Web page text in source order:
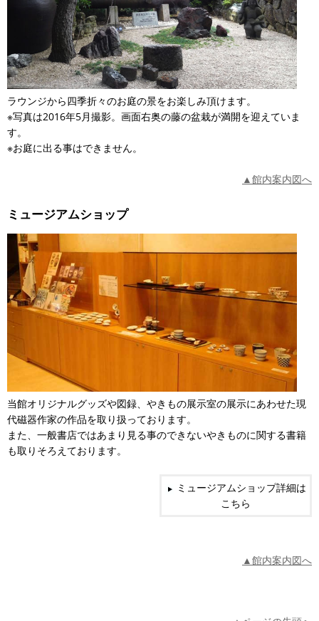
ラウンジから四季折々のお庭の景をお楽しみ頂けます。
※写真は2016年5月撮影。画面右奥の藤の盆栽が満開を迎えていま
す。
※お庭に出る事はできません。
▲館内案内図へ
ミュージアムショップ
当館オリジナルグッズや図録、やきもの展示室の展示にあわせた現
代磁器作家の作品を取り扱っております。
また、一般書店ではあまり見る事のできないやきものに関する書籍
も取りそろえております。
ミュージアムショップ詳細は
こちら
▲館内案内図へ